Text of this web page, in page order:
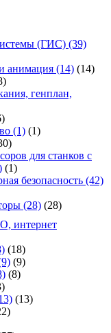
(ГИС) (39)
анимация (14) (14)
генплан,
(1) (1)
для станков с
(1)
безопасность (42)
(28) (28)
интернет
(18)
(9)
(8)
(13)